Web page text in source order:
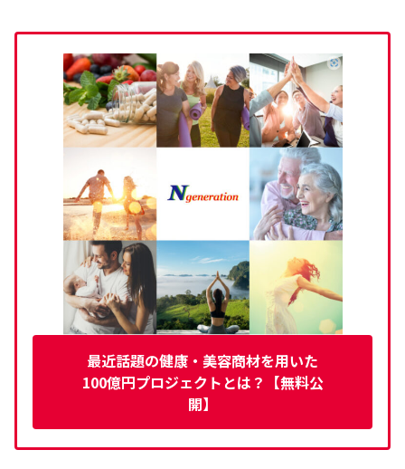
最近話題の健康・美容商材を用いた
100億円プロジェクトとは？【無料公
開】